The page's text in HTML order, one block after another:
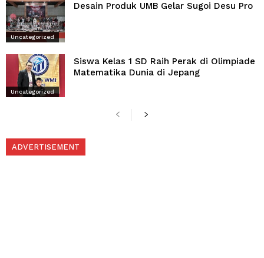
Uncategorized
Desain Produk UMB Gelar Sugoi Desu Pro
Uncategorized
Siswa Kelas 1 SD Raih Perak di Olimpiade
Matematika Dunia di Jepang
ADVERTISEMENT